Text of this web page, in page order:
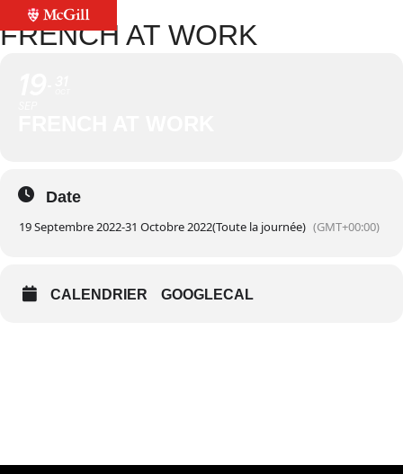
FRENCH AT WORK
Date
19 Septembre 2022-31 Octobre 2022(Toute la journée) (GMT+00:00)
CALENDRIER GOOGLECAL